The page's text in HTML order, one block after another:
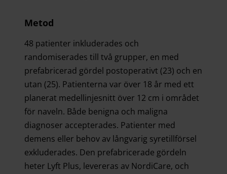
Metod
48 patienter inkluderades och
randomiserades till två grupper, en med
prefabricerad gördel postoperativt (23) och en
utan (25). Patienterna var över 18 år med ett
planerat medellinjesnitt över 12 cm i området
för naveln. Både benigna och maligna
diagnoser accepterades. Patienter med
demens eller behov av långvarig syretillförsel
exkluderades. Den prefabricerade gördeln
heter Lyft Plus, levereras av NordiCare, och